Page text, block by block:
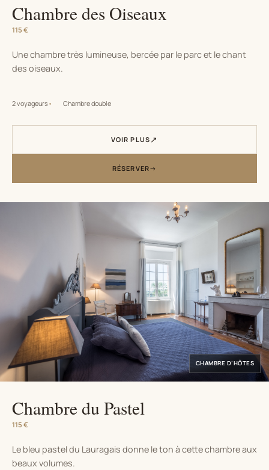
Chambre des Oiseaux
115 €
Une chambre très lumineuse, bercée par le parc et le chant
des oiseaux.
2 voyageurs Chambre double
VOIR PLUS
RÉSERVER
CHAMBRE D’HÔTES
Chambre du Pastel
115 €
Le bleu pastel du Lauragais donne le ton à cette chambre aux
beaux volumes.